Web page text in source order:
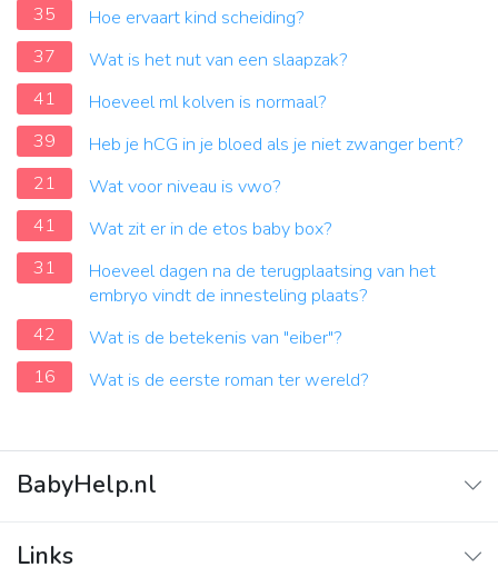
35
Hoe ervaart kind scheiding?
37
Wat is het nut van een slaapzak?
41
Hoeveel ml kolven is normaal?
39
Heb je hCG in je bloed als je niet zwanger bent?
21
Wat voor niveau is vwo?
41
Wat zit er in de etos baby box?
31
Hoeveel dagen na de terugplaatsing van het
embryo vindt de innesteling plaats?
42
Wat is de betekenis van "eiber"?
16
Wat is de eerste roman ter wereld?
BabyHelp.nl
Links